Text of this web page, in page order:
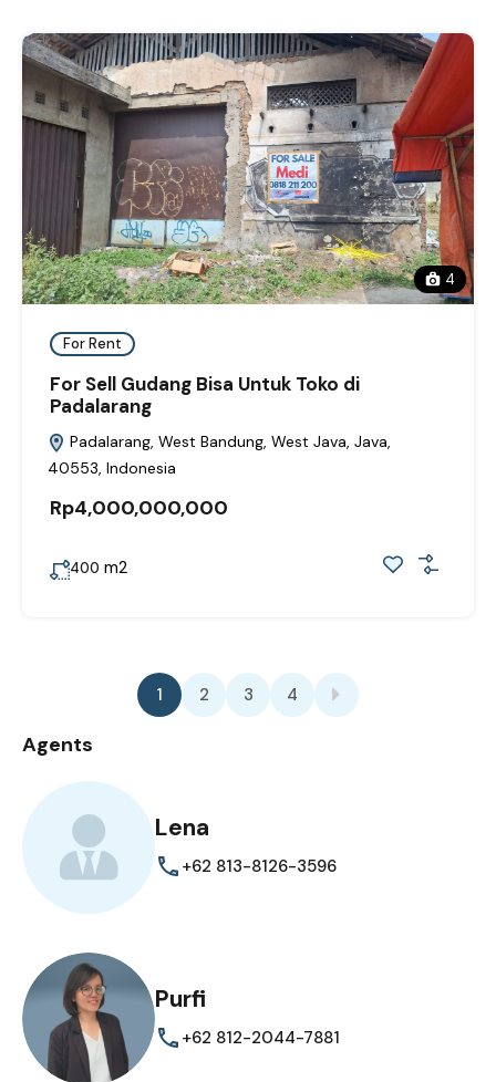
4
For Rent
For Sell Gudang Bisa Untuk Toko di
Padalarang
Padalarang, West Bandung, West Java, Java,
40553, Indonesia
Rp4,000,000,000
400 m2
1 2 3 4
Agents
Lena
+62 813-8126-3596
Purfi
+62 812-2044-7881